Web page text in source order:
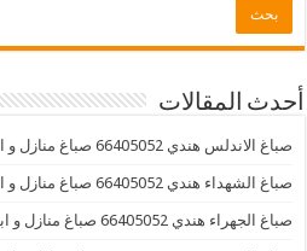
أحدث المقالات
صباغ الاندلس هندي 66405052 صباغ منازل و ابواب وشبابيك
صباغ الشهداء هندي 66405052 صباغ منازل و ابواب وشبابيك
صباغ الجهراء هندي 66405052 صباغ منازل و ابواب وشبابيك